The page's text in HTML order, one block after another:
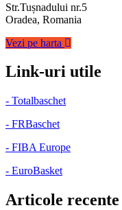
Str.Tușnadului nr.5
Oradea, Romania
Vezi pe harta
Link-uri utile
- Totalbaschet
- FRBaschet
- FIBA Europe
- EuroBasket
Articole recente